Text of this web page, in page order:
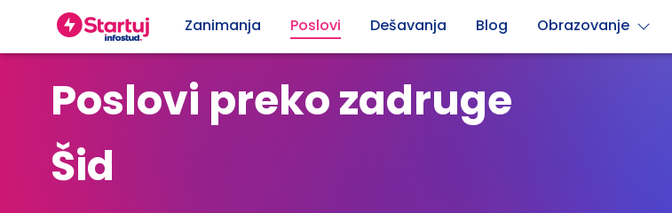
Zanimanja Poslovi Dešavanja Blog Obrazovanje
Poslovi preko zadruge
Šid